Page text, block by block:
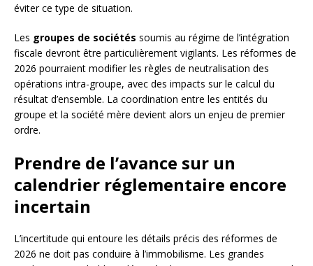
éviter ce type de situation.
Les groupes de sociétés soumis au régime de l’intégration
fiscale devront être particulièrement vigilants. Les réformes de
2026 pourraient modifier les règles de neutralisation des
opérations intra-groupe, avec des impacts sur le calcul du
résultat d’ensemble. La coordination entre les entités du
groupe et la société mère devient alors un enjeu de premier
ordre.
Prendre de l’avance sur un
calendrier réglementaire encore
incertain
L’incertitude qui entoure les détails précis des réformes de
2026 ne doit pas conduire à l’immobilisme. Les grandes